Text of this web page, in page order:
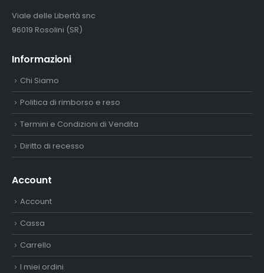
Viale delle Libertà snc
96019 Rosolini (SR)
Informazioni
Chi Siamo
Politica di rimborso e reso
Termini e Condizioni di Vendita
Diritto di recesso
Account
Account
Cassa
Carrello
I miei ordini